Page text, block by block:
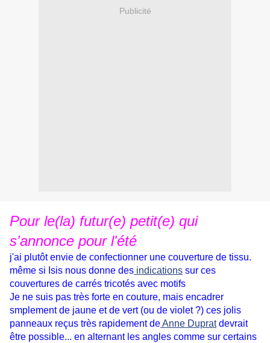
Publicité
Pour le(la) futur(e) petit(e) qui
s'annonce pour l'été
j'ai plutôt envie de confectionner une couverture de tissu.
même si Isis nous donne des indications sur ces
couvertures de carrés tricotés avec motifs
Je ne suis pas très forte en couture, mais encadrer
smplement de jaune et de vert (ou de violet ?) ces jolis
panneaux reçus très rapidement deAnne Duprat devrait
être possible... en alternant les angles comme sur certains